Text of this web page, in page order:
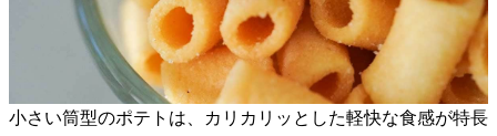
小さい筒型のポテトは、カリカリッとした軽快な食感が特長